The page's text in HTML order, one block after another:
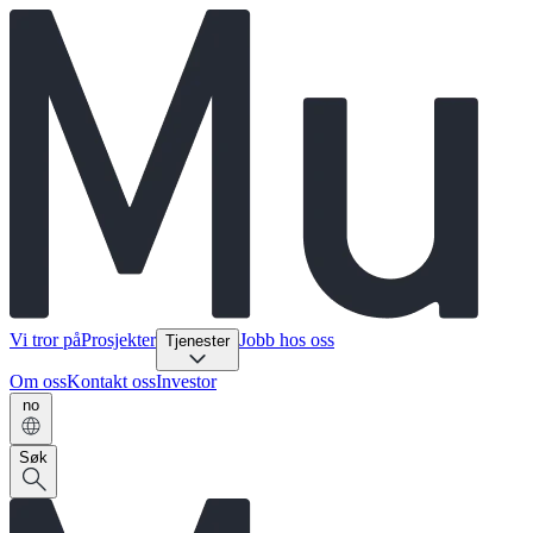
Vi tror påProsjekter Tjenester Jobb hos oss
Om ossKontakt ossInvestor
no
Søk